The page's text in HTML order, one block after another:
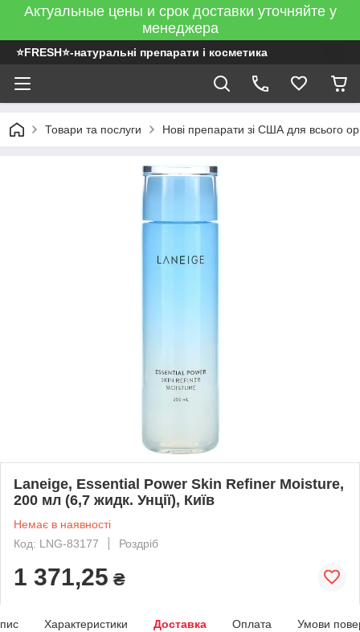
Актуальные цены и срок доставки уточняйте у
менеджера
⭐FRESH⭐-натуральні препарати і косметика
Товари та послуги Нові препарати зі США для всього
Laneige, Essential Power Skin Refiner Moisture,
200 мл (6,7 жидк. Унції), Київ
Немає в наявності
Код: LNG-83177
Роздріб
1 371,25 ₴
Характеристики Доставка Оплата Умови